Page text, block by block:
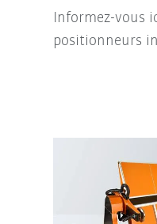
Informez-vous
positionneurs